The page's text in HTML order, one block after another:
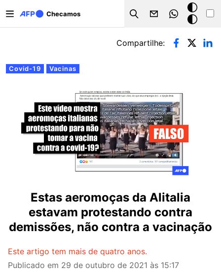
Checamos
Search
Modo
escuro
Abas primárias
Covid-19 Vacinas
Compartilhe:
Estas aeromoças da Alitalia
estavam protestando contra
demissões, não contra a vacinação
Este artigo tem mais de quatro anos.
Publicado em 29 de outubro de 2021 às 15:17